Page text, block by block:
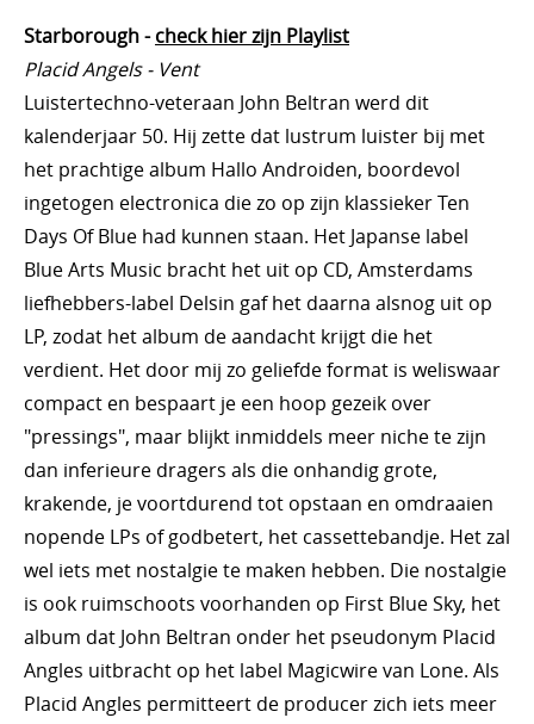
Starborough -check hier zijn Playlist
Placid Angels - Vent
Luistertechno-veteraan John Beltran werd dit
kalenderjaar 50. Hij zette dat lustrum luister bij met
het prachtige album Hallo Androiden, boordevol
ingetogen electronica die zo op zijn klassieker Ten
Days Of Blue had kunnen staan. Het Japanse label
Blue Arts Music bracht het uit op CD, Amsterdams
liefhebbers-label Delsin gaf het daarna alsnog uit op
LP, zodat het album de aandacht krijgt die het
verdient. Het door mij zo geliefde format is weliswaar
compact en bespaart je een hoop gezeik over
"pressings", maar blijkt inmiddels meer niche te zijn
dan inferieure dragers als die onhandig grote,
krakende, je voortdurend tot opstaan en omdraaien
nopende LPs of godbetert, het cassettebandje. Het zal
wel iets met nostalgie te maken hebben. Die nostalgie
is ook ruimschoots voorhanden op First Blue Sky, het
album dat John Beltran onder het pseudonym Placid
Angles uitbracht op het label Magicwire van Lone. Als
Placid Angles permitteert de producer zich iets meer